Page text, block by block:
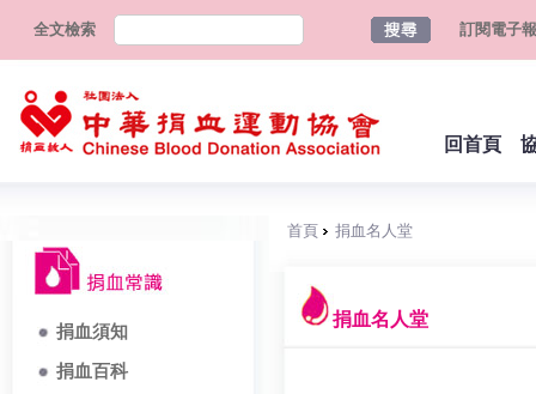
全文檢索 訂閱電子報
回首頁
捐血須知
捐血百科
首頁 捐血名人堂
捐血名人堂